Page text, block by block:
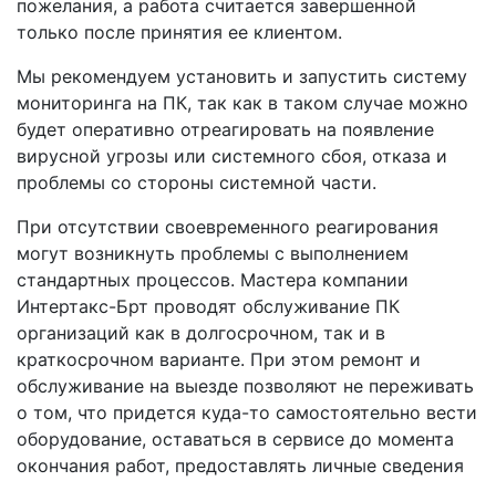
пожелания, а работа считается завершенной
только после принятия ее клиентом.
Мы рекомендуем установить и запустить систему
мониторинга на ПК, так как в таком случае можно
будет оперативно отреагировать на появление
вирусной угрозы или системного сбоя, отказа и
проблемы со стороны системной части.
При отсутствии своевременного реагирования
могут возникнуть проблемы с выполнением
стандартных процессов. Мастера компании
Интертакс-Брт проводят обслуживание ПК
организаций как в долгосрочном, так и в
краткосрочном варианте. При этом ремонт и
обслуживание на выезде позволяют не переживать
о том, что придется куда-то самостоятельно вести
оборудование, оставаться в сервисе до момента
окончания работ, предоставлять личные сведения